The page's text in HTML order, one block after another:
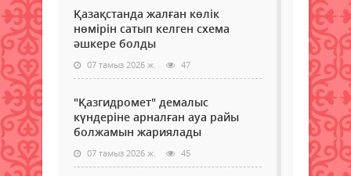
Қазақстанда жалған көлік
нөмірін сатып келген схема
әшкере болды
07 тамыз 2026 ж. 47
"Қазгидромет" демалыс
күндеріне арналған ауа райы
болжамын жариялады
07 тамыз 2026 ж. 45